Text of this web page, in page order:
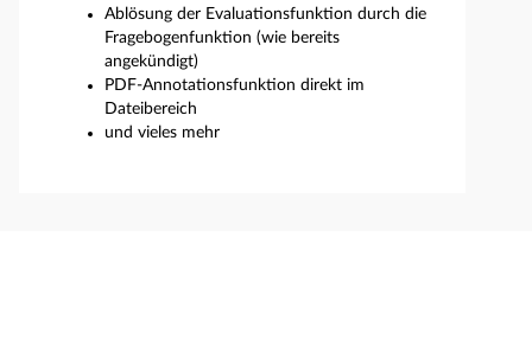
Ablösung der Evaluationsfunktion durch die
Fragebogenfunktion (wie bereits
angekündigt)
PDF-Annotationsfunktion direkt im
Dateibereich
und vieles mehr